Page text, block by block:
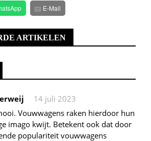
E-Mail
ARTIKELEN
14 juli 2023
Vouwwagens raken hierdoor hun
imago kwijt. Betekent ook dat door
populariteit vouwwagens